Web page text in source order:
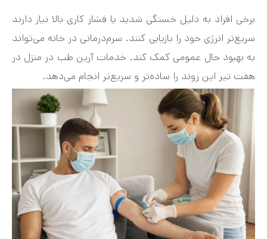
برخی افراد به دلیل خستگی شدید یا فشار کاری بالا نیاز دارند
سریع‌تر انرژی خود را بازیابی کنند. سرم‌درمانی در خانه می‌تواند
به بهبود حال عمومی کمک کند. خدمات آرین طب در منزل در
هفت‌ تیر این روند را ساده‌تر و سریع‌تر انجام می‌دهد.